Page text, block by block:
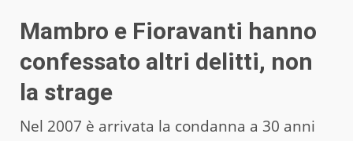
Mambro e Fioravanti hanno
confessato altri delitti, non
la strage
Nel 2007 è arrivata la condanna a 30 anni